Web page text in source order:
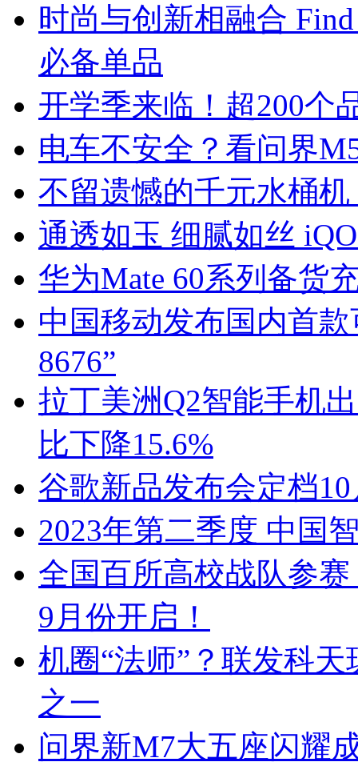
时尚与创新相融合
必备单品
开学季来临！超200个
电车不安全？看问界
不留遗憾的千元水桶机
通透如玉 细腻如丝
华为Mate 60系列备货
中国移动发布国内首
8676”
拉丁美洲Q2智能手机
比下降15.6%
谷歌新品发布会定档
2023年第二季度 中国
全国百所高校战队参
9月份开启！
机圈“法师”？联发科
之一
问界新M7大五座闪耀